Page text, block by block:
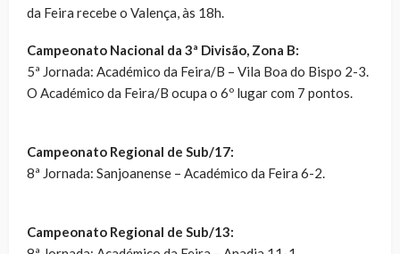
da Feira recebe o Valença, às 18h.
Campeonato Nacional da 3ª Divisão, Zona B:
5ª Jornada: Académico da Feira/B – Vila Boa do Bispo 2-3.
O Académico da Feira/B ocupa o 6º lugar com 7 pontos.
Campeonato Regional de Sub/17:
8ª Jornada: Sanjoanense – Académico da Feira 6-2.
Campeonato Regional de Sub/13: